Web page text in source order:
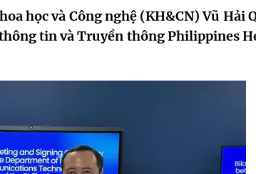
học và Công nghệ (KH&CN) Vũ Hải
tin và Truyền thông Philippines